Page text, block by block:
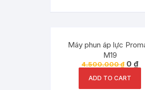
Máy phun áp lực
M19
4.500.000₫ 0 ₫
ADD TO CART